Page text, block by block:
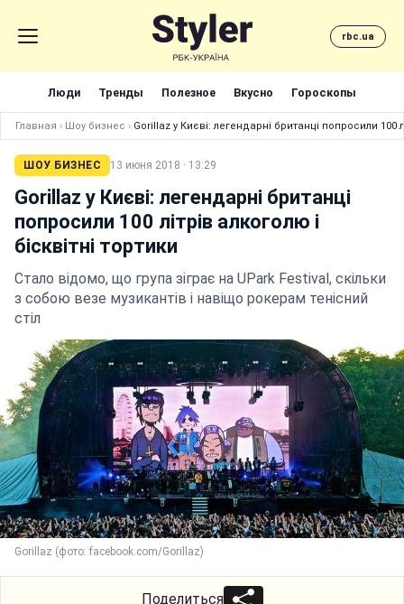
rbc.ua
Люди Тренды Полезное Вкусно Гороскопы
Главная › Шоу бизнес › Gorillaz у Києві: легендарні британці попросили 100
ШОУ БИЗНЕС 13 июня 2018 · 13:29
Gorillaz у Києві: легендарні британці
попросили 100 літрів алкоголю і
бісквітні тортики
Стало відомо, що група зіграє на UPark Festival, скільки
з собою везе музикантів і навіщо рокерам тенісний
стіл
Gorillaz (фото: facebook.com/Gorillaz)
Поделиться